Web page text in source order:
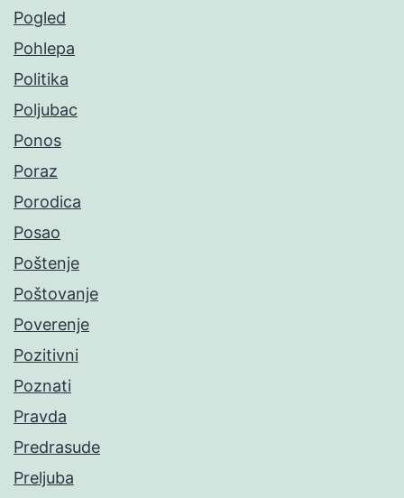
Pogled
Pohlepa
Politika
Poljubac
Ponos
Poraz
Porodica
Posao
Poštenje
Poštovanje
Poverenje
Pozitivni
Poznati
Pravda
Predrasude
Preljuba